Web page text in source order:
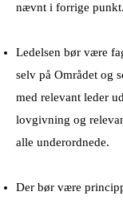
nævnt i forrige punkt.
Ledelsen bør være
selv på Området og
med relevant leder
lovgivning og
alle underordnede.
Der bør være